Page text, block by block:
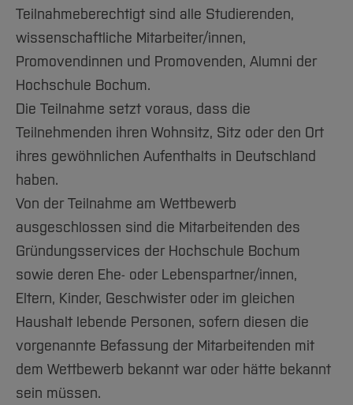
Teilnahmeberechtigt sind alle Studierenden,
wissenschaftliche Mitarbeiter/innen,
Promovendinnen und Promovenden, Alumni der
Hochschule Bochum.
Die Teilnahme setzt voraus, dass die
Teilnehmenden ihren Wohnsitz, Sitz oder den Ort
ihres gewöhnlichen Aufenthalts in Deutschland
haben.
Von der Teilnahme am Wettbewerb
ausgeschlossen sind die Mitarbeitenden des
Gründungsservices der Hochschule Bochum
sowie deren Ehe- oder Lebenspartner/innen,
Eltern, Kinder, Geschwister oder im gleichen
Haushalt lebende Personen, sofern diesen die
vorgenannte Befassung der Mitarbeitenden mit
dem Wettbewerb bekannt war oder hätte bekannt
sein müssen.